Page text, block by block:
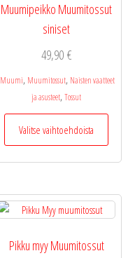
Muumipeikko Muumitossut
siniset
49,90 €
Muumi, Muumitossut, Naisten vaatteet
ja asusteet, Tossut
Valitse vaihtoehdoista
Tällä
Voit
tehdä
Pikku myy Muumitossut